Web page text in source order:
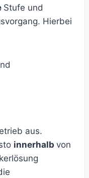
Stufe und
Hierbei
aus.
innerhalb von